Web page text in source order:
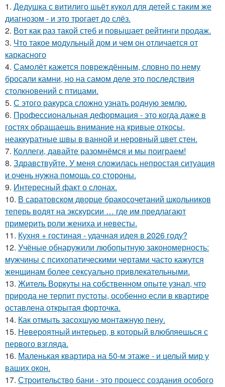
1. Дедушка с витилиго шьёт кукол для детей с таким же
диагнозом - и это трогает до слёз.
2. Вот как раз такой стеб и повышает рейтинги продаж.
3. Что такое модульный дом и чем он отличается от
каркасного
4. Самолёт кажется повреждённым, словно по нему
бросали камни, но на самом деле это последствия
столкновений с птицами.
5. С этого ракурса сложно узнать родную землю.
6. Профессиональная деформация - это когда даже в
гостях обращаешь внимание на кривые откосы,
неаккуратные швы в ванной и неровный цвет стен.
7. Коллеги, давайте разомнёмся и мы поиграем!
8. Здравствуйте. У меня сложилась непростая ситуация
и очень нужна помощь со стороны.
9. Интересный факт о слонах.
10. В саратовском дворце бракосочетаний школьников
теперь водят на экскурсии … где им предлагают
примерить роли жениха и невесты.
11. Кухня + гостиная - удачная идея в 2026 году?
12. Учёные обнаружили любопытную закономерность:
мужчины с психопатическими чертами часто кажутся
женщинам более сексуально привлекательными.
13. Житель Воркуты на собственном опыте узнал, что
природа не терпит пустоты, особенно если в квартире
оставлена открытая форточка.
14. Как отмыть засохшую монтажную пену.
15. Невероятный интерьер, в который влюбляешься с
первого взгляда.
16. Маленькая квартира на 50-м этаже - и целый мир у
ваших окон.
17. Строительство бани - это процесс создания особого